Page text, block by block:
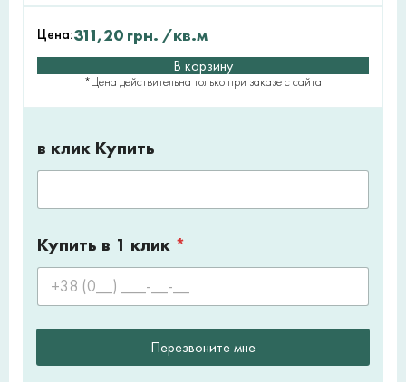
Цена:311,20 грн. /кв.м
В корзину
*Цена действительна только при заказе с сайта
в клик Купить
Купить в 1 клик *
Перезвоните мне